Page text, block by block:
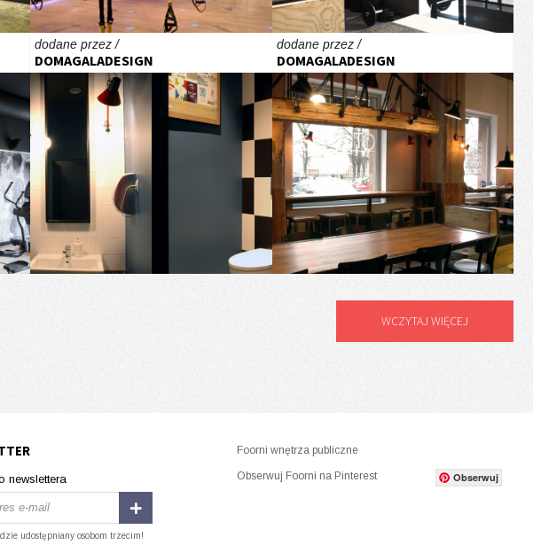
dodane przez /
DOMAGALADESIGN
dodane przez /
DOMAGALADESIGN
WCZYTAJ WIĘCEJ
newslettera
udostępniany osobom trzecim!
Foorni wnętrza publiczne
Obserwuj Foorni na Pinterest Obserwuj